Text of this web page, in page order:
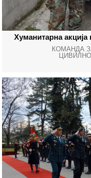
Хуманитарна
КОМАНДА